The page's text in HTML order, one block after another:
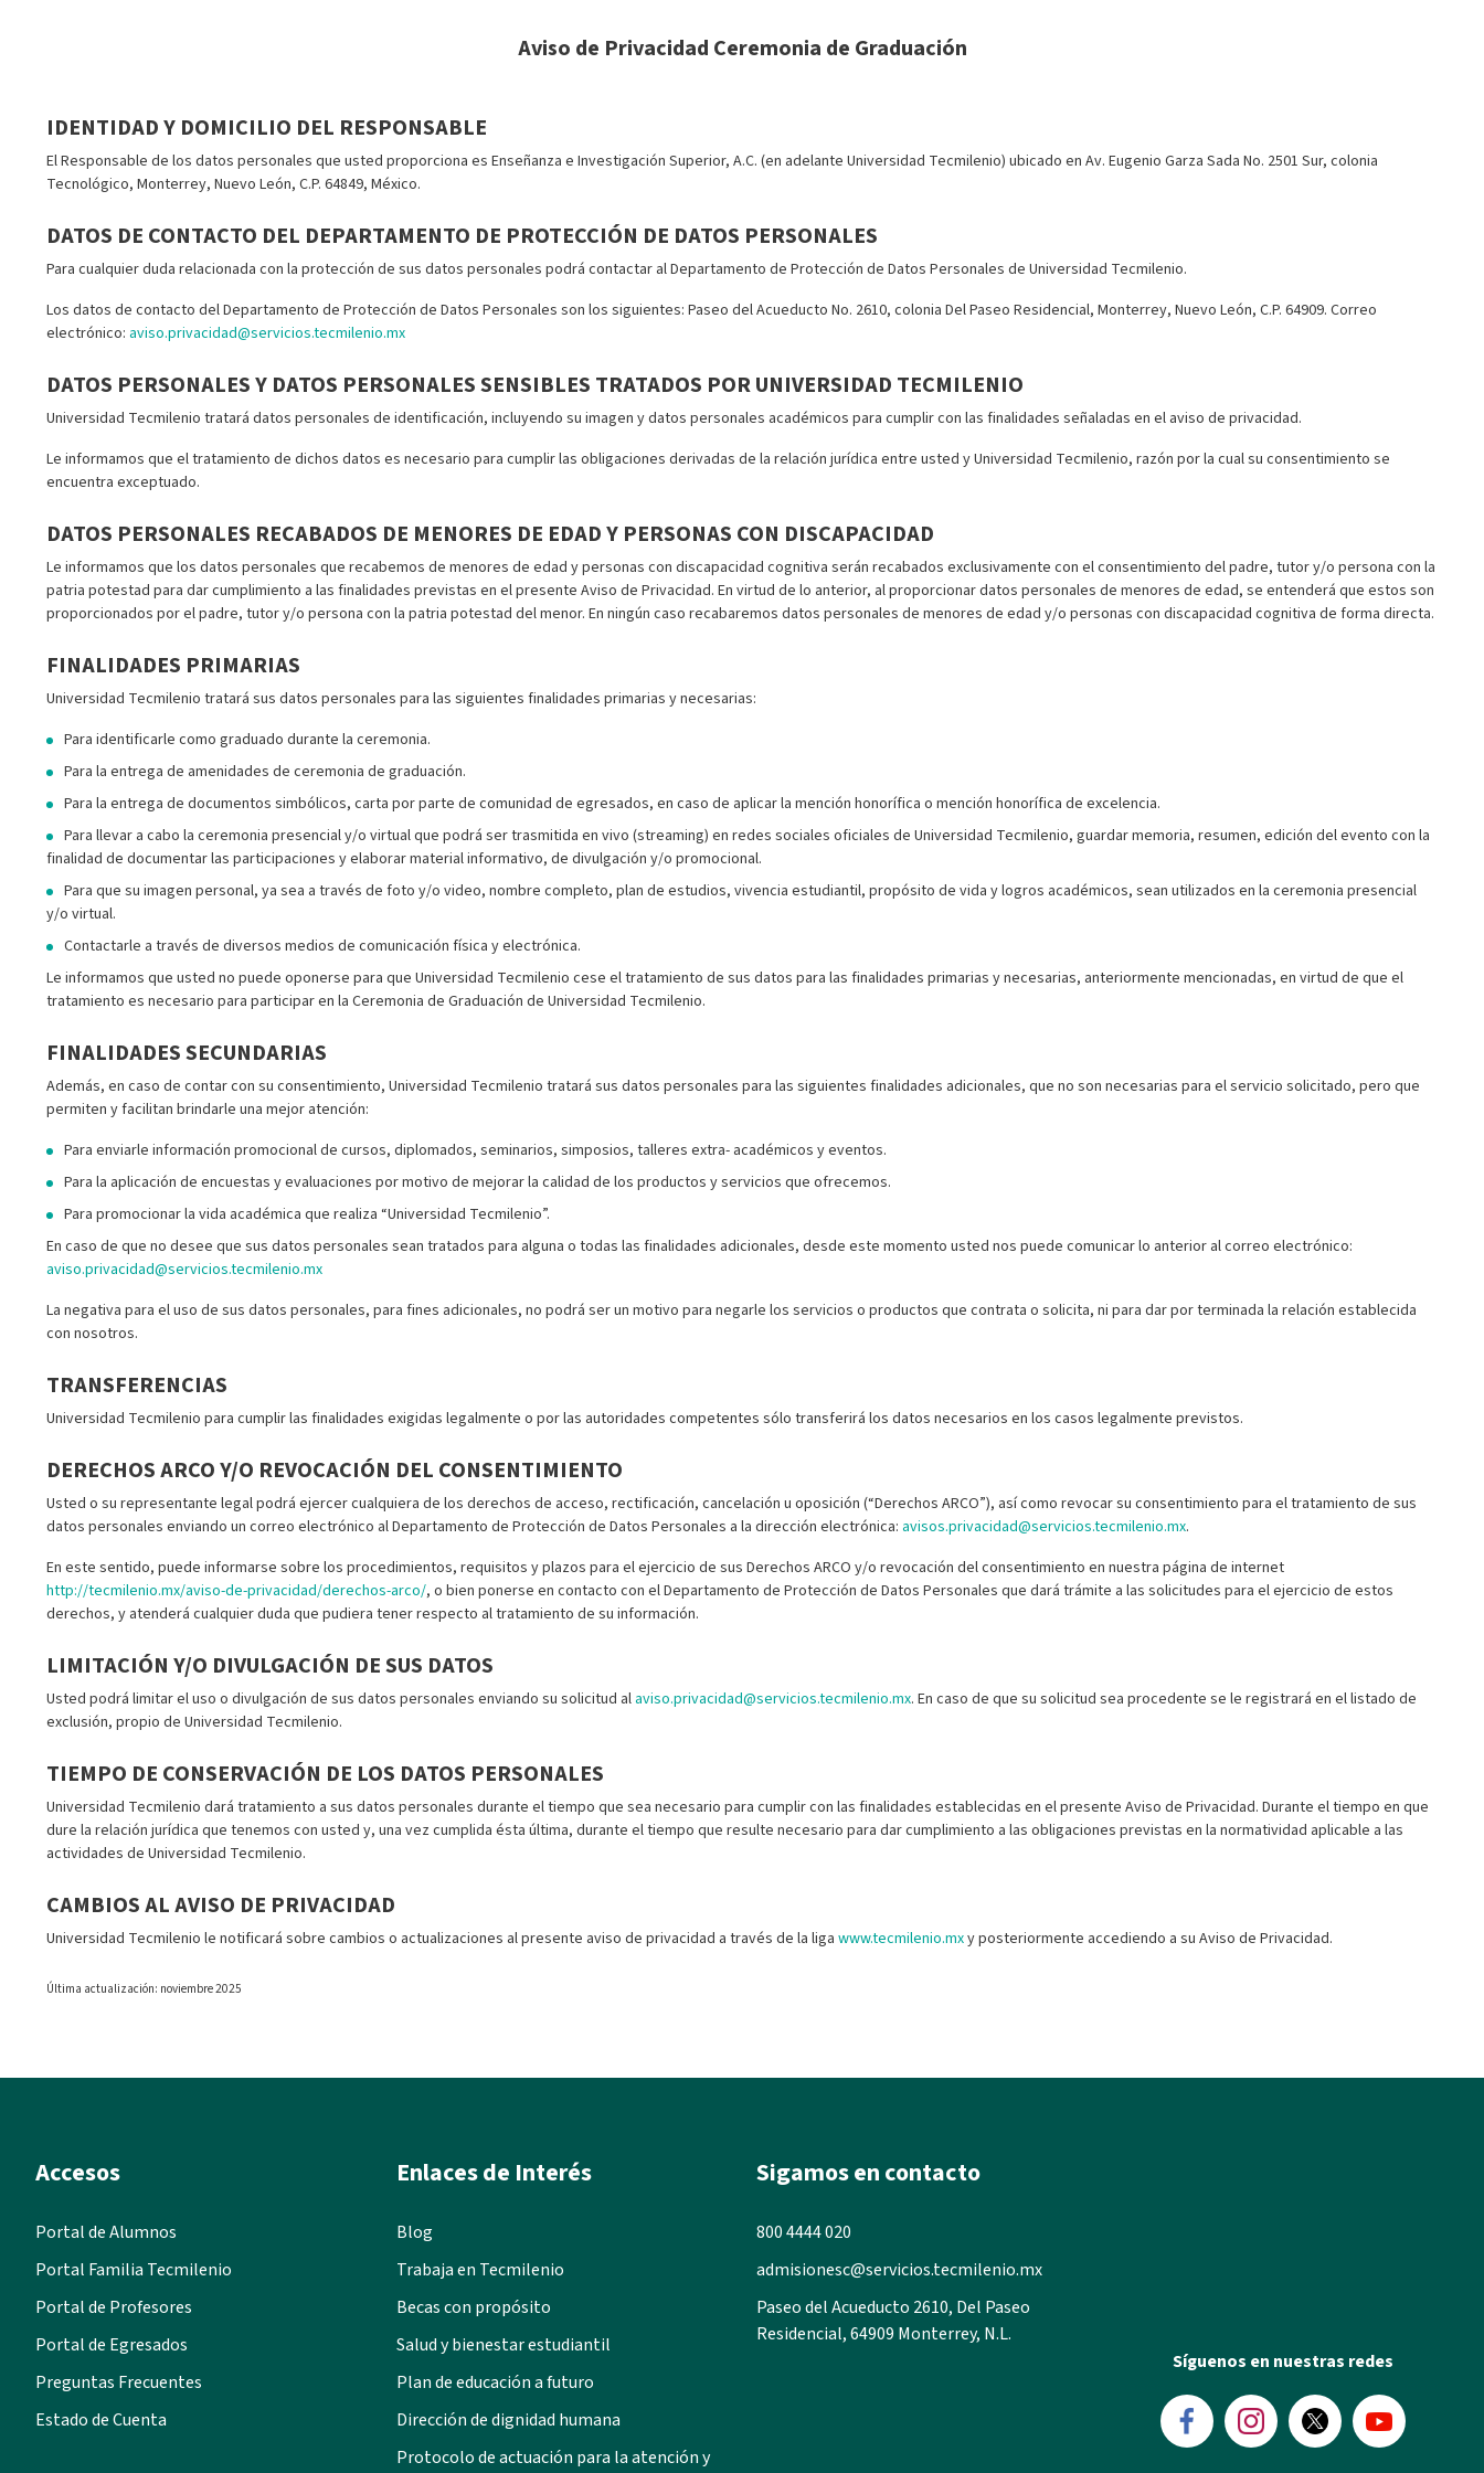
Aviso de Privacidad Ceremonia de Graduación
IDENTIDAD Y DOMICILIO DEL RESPONSABLE
El Responsable de los datos personales que usted proporciona es Enseñanza e Investigación Superior, A.C. (en adelante Universidad Tecmilenio) ubicado en Av. Eugenio Garza Sada No. 2501 Sur, colonia
Tecnológico, Monterrey, Nuevo León, C.P. 64849, México.
DATOS DE CONTACTO DEL DEPARTAMENTO DE PROTECCIÓN DE DATOS PERSONALES
Para cualquier duda relacionada con la protección de sus datos personales podrá contactar al Departamento de Protección de Datos Personales de Universidad Tecmilenio.
Los datos de contacto del Departamento de Protección de Datos Personales son los siguientes: Paseo del Acueducto No. 2610, colonia Del Paseo Residencial, Monterrey, Nuevo León, C.P. 64909. Correo
electrónico: aviso.privacidad@servicios.tecmilenio.mx
DATOS PERSONALES Y DATOS PERSONALES SENSIBLES TRATADOS POR UNIVERSIDAD TECMILENIO
Universidad Tecmilenio tratará datos personales de identificación, incluyendo su imagen y datos personales académicos para cumplir con las finalidades señaladas en el aviso de privacidad.
Le informamos que el tratamiento de dichos datos es necesario para cumplir las obligaciones derivadas de la relación jurídica entre usted y Universidad Tecmilenio, razón por la cual su consentimiento se
encuentra exceptuado.
DATOS PERSONALES RECABADOS DE MENORES DE EDAD Y PERSONAS CON DISCAPACIDAD
Le informamos que los datos personales que recabemos de menores de edad y personas con discapacidad cognitiva serán recabados exclusivamente con el consentimiento del padre, tutor y/o persona con la
patria potestad para dar cumplimiento a las finalidades previstas en el presente Aviso de Privacidad. En virtud de lo anterior, al proporcionar datos personales de menores de edad, se entenderá que estos son
proporcionados por el padre, tutor y/o persona con la patria potestad del menor. En ningún caso recabaremos datos personales de menores de edad y/o personas con discapacidad cognitiva de forma directa.
FINALIDADES PRIMARIAS
Universidad Tecmilenio tratará sus datos personales para las siguientes finalidades primarias y necesarias:
Para identificarle como graduado durante la ceremonia.
Para la entrega de amenidades de ceremonia de graduación.
Para la entrega de documentos simbólicos, carta por parte de comunidad de egresados, en caso de aplicar la mención honorífica o mención honorífica de excelencia.
Para llevar a cabo la ceremonia presencial y/o virtual que podrá ser trasmitida en vivo (streaming) en redes sociales oficiales de Universidad Tecmilenio, guardar memoria, resumen, edición del evento con la
finalidad de documentar las participaciones y elaborar material informativo, de divulgación y/o promocional.
Para que su imagen personal, ya sea a través de foto y/o video, nombre completo, plan de estudios, vivencia estudiantil, propósito de vida y logros académicos, sean utilizados en la ceremonia presencial
y/o virtual.
Contactarle a través de diversos medios de comunicación física y electrónica.
Le informamos que usted no puede oponerse para que Universidad Tecmilenio cese el tratamiento de sus datos para las finalidades primarias y necesarias, anteriormente mencionadas, en virtud de que el
tratamiento es necesario para participar en la Ceremonia de Graduación de Universidad Tecmilenio.
FINALIDADES SECUNDARIAS
Además, en caso de contar con su consentimiento, Universidad Tecmilenio tratará sus datos personales para las siguientes finalidades adicionales, que no son necesarias para el servicio solicitado, pero que
permiten y facilitan brindarle una mejor atención:
Para enviarle información promocional de cursos, diplomados, seminarios, simposios, talleres extra- académicos y eventos.
Para la aplicación de encuestas y evaluaciones por motivo de mejorar la calidad de los productos y servicios que ofrecemos.
Para promocionar la vida académica que realiza “Universidad Tecmilenio”.
En caso de que no desee que sus datos personales sean tratados para alguna o todas las finalidades adicionales, desde este momento usted nos puede comunicar lo anterior al correo electrónico:
aviso.privacidad@servicios.tecmilenio.mx
La negativa para el uso de sus datos personales, para fines adicionales, no podrá ser un motivo para negarle los servicios o productos que contrata o solicita, ni para dar por terminada la relación establecida
con nosotros.
TRANSFERENCIAS
Universidad Tecmilenio para cumplir las finalidades exigidas legalmente o por las autoridades competentes sólo transferirá los datos necesarios en los casos legalmente previstos.
DERECHOS ARCO Y/O REVOCACIÓN DEL CONSENTIMIENTO
Usted o su representante legal podrá ejercer cualquiera de los derechos de acceso, rectificación, cancelación u oposición (“Derechos ARCO”), así como revocar su consentimiento para el tratamiento de sus
datos personales enviando un correo electrónico al Departamento de Protección de Datos Personales a la dirección electrónica: avisos.privacidad@servicios.tecmilenio.mx.
En este sentido, puede informarse sobre los procedimientos, requisitos y plazos para el ejercicio de sus Derechos ARCO y/o revocación del consentimiento en nuestra página de internet
http://tecmilenio.mx/aviso-de-privacidad/derechos-arco/, o bien ponerse en contacto con el Departamento de Protección de Datos Personales que dará trámite a las solicitudes para el ejercicio de estos
derechos, y atenderá cualquier duda que pudiera tener respecto al tratamiento de su información.
LIMITACIÓN Y/O DIVULGACIÓN DE SUS DATOS
Usted podrá limitar el uso o divulgación de sus datos personales enviando su solicitud al aviso.privacidad@servicios.tecmilenio.mx. En caso de que su solicitud sea procedente se le registrará en el listado de
exclusión, propio de Universidad Tecmilenio.
TIEMPO DE CONSERVACIÓN DE LOS DATOS PERSONALES
Universidad Tecmilenio dará tratamiento a sus datos personales durante el tiempo que sea necesario para cumplir con las finalidades establecidas en el presente Aviso de Privacidad. Durante el tiempo en que
dure la relación jurídica que tenemos con usted y, una vez cumplida ésta última, durante el tiempo que resulte necesario para dar cumplimiento a las obligaciones previstas en la normatividad aplicable a las
actividades de Universidad Tecmilenio.
CAMBIOS AL AVISO DE PRIVACIDAD
Universidad Tecmilenio le notificará sobre cambios o actualizaciones al presente aviso de privacidad a través de la liga www.tecmilenio.mxy posteriormente accediendo a su Aviso de Privacidad.
Última actualización: noviembre 2025
Accesos
Portal de Alumnos
Portal Familia Tecmilenio
Portal de Profesores
Portal de Egresados
Preguntas Frecuentes
Estado de Cuenta
Enlaces de Interés
Blog
Trabaja en Tecmilenio
Becas con propósito
Salud y bienestar estudiantil
Plan de educación a futuro
Dirección de dignidad humana
Protocolo de actuación para la atención y
Sigamos en contacto
800 4444 020
admisionesc@servicios.tecmilenio.mx
Paseo del Acueducto 2610, Del Paseo
Residencial, 64909 Monterrey, N.L.
Síguenos en nuestras redes